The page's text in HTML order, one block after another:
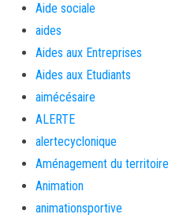
Aide sociale
aides
Aides aux Entreprises
Aides aux Etudiants
aimécésaire
ALERTE
alertecyclonique
Aménagement du territoire
Animation
animationsportive